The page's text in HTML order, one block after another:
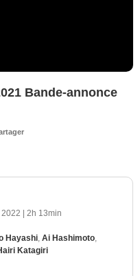
Bande-annonce
| 2h 13min
Hayashi Ai Hashimoto
Katagiri